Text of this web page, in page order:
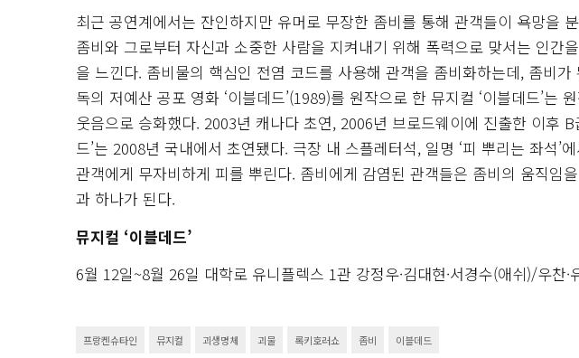
최근 공연계에서는 잔인하지만 유머로 무장한 좀비를 통해 관객들이 욕망을
좀비와 그로부터 자신과 소중한 사람을 지켜내기 위해 폭력으로 맞서는 인간
을 느낀다. 좀비물의 핵심인 전염 코드를 사용해 관객을 좀비화하는데, 좀비
독의 저예산 공포 영화 ‘이블데드’(1989)를 원작으로 한 뮤지컬 ‘이블데드’는
웃음으로 승화했다. 2003년 캐나다 초연, 2006년 브로드웨이에 진출한 이후
드’는 2008년 국내에서 초연됐다. 극장 내 스플레터석, 일명 ‘피 뿌리는 좌석’
관객에게 무자비하게 피를 뿌린다. 좀비에게 감염된 관객들은 좀비의 움직임
과 하나가 된다.
뮤지컬 ‘이블데드’
6월 12일~8월 26일 대학로 유니플렉스 1관 강정우·김대현·서경수(애쉬)/우찬·
프랑켄슈타인 뮤지컬 괴생명체 괴물 록키호러쇼 좀비 이블데드